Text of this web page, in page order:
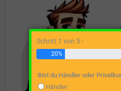
Schritt 1 von 5 -
20%
Bist du Händler oder
Händler